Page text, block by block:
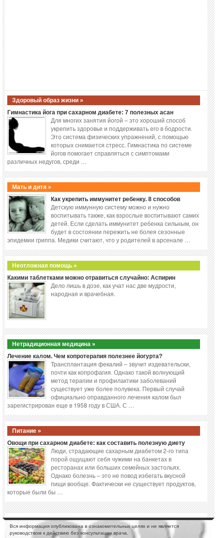
Здоровый образ жизни »
Гимнастика йога при сахарном диабете: 7 полезных асан
Для многих занятия йогой – это хороший способ
укрепить здоровье и поддерживать его в бодрости.
Это система физических упражнений, с помощью
которых снимается стресс. Гимнастика по системе
йогов помогает справляться с симптомами
различных недугов, среди …
Мать и дитя »
Как укрепить иммунитет ребенку. 8 способов
Детскую иммунную систему можно и нужно
воспитывать также, как взрослые воспитывают самих
детей. Если сделать иммунитет ребенка сильным, он
будет в состоянии пережить не болея сезонные
эпидемии гриппа. Медики считают, что у родителей в арсенале …
Неотложная помощь »
Какими таблетками можно отравиться случайно: Аспирин
Дело лишь в дозе, как учат нас две мудрости,
народная и врачебная.
Нетрадиционная медицина »
Лечение калом. Чем копротерапия полезнее йогурта?
Трансплантация фекалий – звучит издевательски,
почти как копрофагия. Однако такой волнующий
метод терапии и профилактики заболеваний
существует уже более полувека. Первый случай
официально оправданного лечения калом был
зарегистрирован еще в 1958 году в США. С …
Питание »
Овощи при сахарном диабете: как составить полезную диету
Люди, страдающие сахарным диабетом 2-го типа
порой ощущают себя чужими на банкетах в
ресторанах или больших семейных застольях.
Однако болезнь – это не повод избегать вкусной
пищи вообще. Фактически не существует продуктов,
которые были бы …
Вся информация опубликована в ознакомительных целях и не является
руководством к действию без консультации врача.